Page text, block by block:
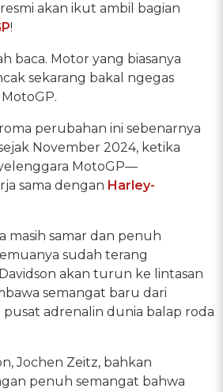
akan ikut ambil bagian
!
baca. Motor yang biasanya
sekarang bakal ngegas
perubahan ini sebenarnya
November 2024, ketika
MotoGP—
sama dengan Harley-
masih samar dan penuh
sudah terang
akan turun ke lintasan
semangat baru dari
adrenalin dunia balap roda
Jochen Zeitz, bahkan
penuh semangat bahwa